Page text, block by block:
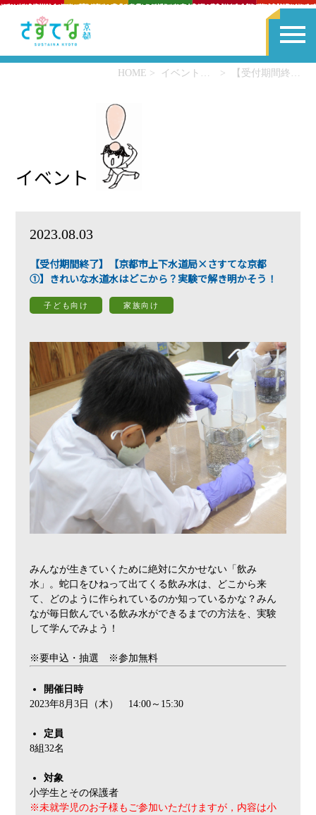
HOME
イベント
2023.08.03
【受付期間終了】【京都市上下水道局×さすてな京都
①】きれいな水道水はどこから？実験で解き明かそう！
子ども向け 家族向け
みんなが生きていくために絶対に欠かせない「飲み
水」。蛇口をひねって出てくる飲み水は、どこから来
て、どのように作られているのか知っているかな？みん
なが毎日飲んでいる飲み水ができるまでの方法を、実験
して学んでみよう！
※要申込・抽選 ※参加無料
開催日時
2023年8月3日（木） 14:00～15:30
定員
8組32名
対象
小学生とその保護者
※未就学児のお子様もご参加いただけますが，内容は小